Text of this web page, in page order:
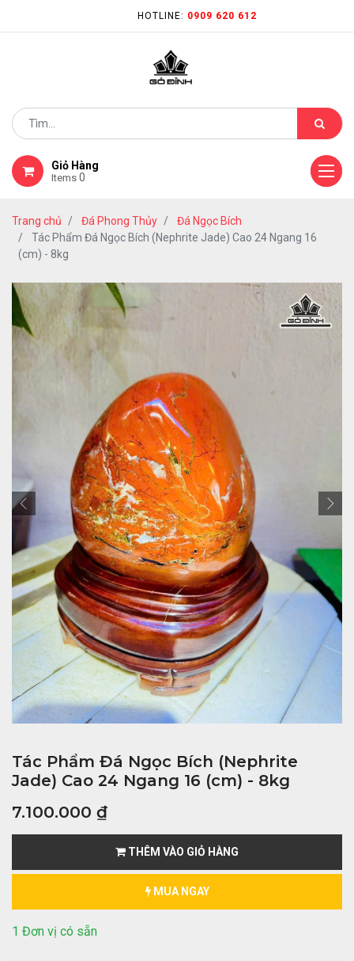
HOTLINE: 0909 620 612
Giỏ Hàng
Items 0
Trang chủ Đá Phong Thủy
Đá Ngọc Bích
Tác Phẩm Đá Ngọc Bích (Nephrite Jade) Cao 24 Ngang 16
(cm) - 8kg
Tác Phẩm Đá Ngọc Bích (Nephrite
Jade) Cao 24 Ngang 16 (cm) - 8kg
7.100.000 ₫
THÊM VÀO GIỎ HÀNG
MUA NGAY
1 Đơn vị có sẵn